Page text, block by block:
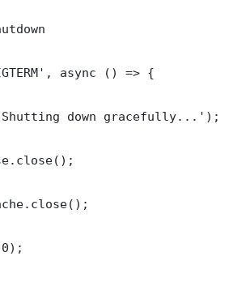
async () => {
down gracefully...');